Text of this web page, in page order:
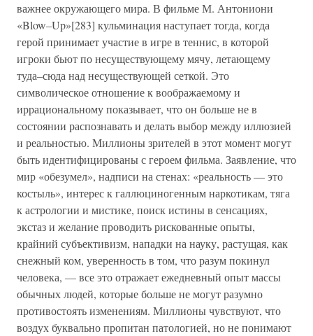
важнее окружающего мира. В фильме М. Антониони
«Blow–Up»[283] кульминация наступает тогда, когда
герой принимает участие в игре в теннис, в которой
игроки бьют по несуществующему мячу, летающему
туда–сюда над несуществующей сеткой. Это
символическое отношение к воображаемому и
иррациональному показывает, что он больше не в
состоянии распознавать и делать выбор между иллюзией
и реальностью. Миллионы зрителей в этот момент могут
быть идентифицированы с героем фильма. Заявление, что
мир «обезумел», надписи на стенах: «реальность — это
костыль», интерес к галлюциногенным наркотикам, тяга
к астрологии и мистике, поиск истины в сенсациях,
экстаз и желание проводить рискованные опыты,
крайний субъективизм, нападки на науку, растущая, как
снежный ком, уверенность в том, что разум покинул
человека, — все это отражает ежедневный опыт массы
обычных людей, которые больше не могут разумно
противостоять изменениям. Миллионы чувствуют, что
воздух буквально пропитан патологией, но не понимают